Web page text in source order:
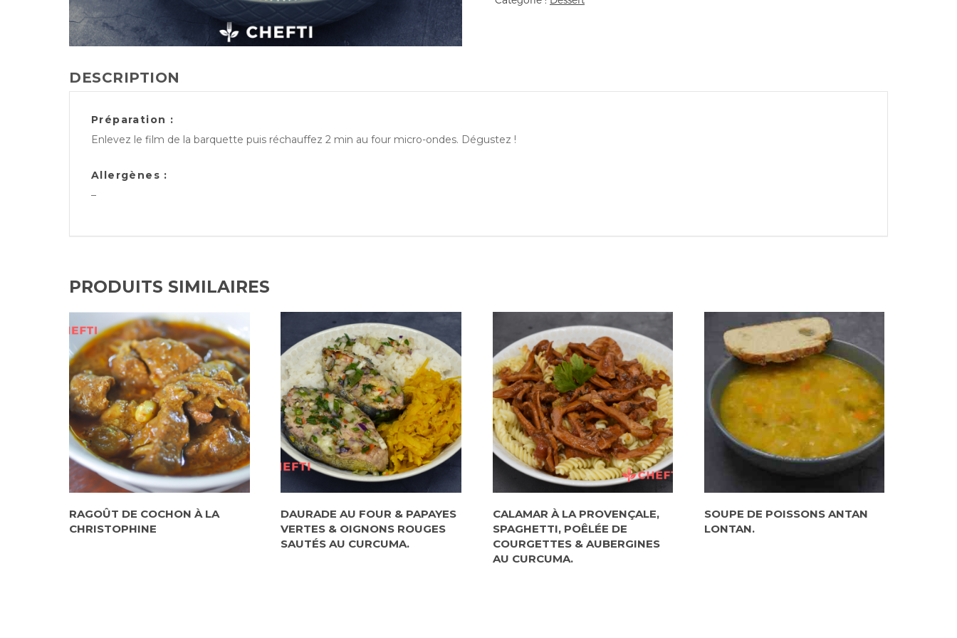
DESCRIPTION
Préparation :
Enlevez le film de la barquette puis réchauffez 2 min au four micro-ondes. Dégustez !
Allergènes :
–
PRODUITS SIMILAIRES
RAGOÛT DE COCHON À LA
CHRISTOPHINE
DAURADE AU FOUR & PAPAYES
VERTES & OIGNONS ROUGES
SAUTÉS AU CURCUMA.
CALAMAR À LA PROVENÇALE,
SPAGHETTI, POÊLÉE DE
COURGETTES & AUBERGINES
AU CURCUMA.
SOUPE DE POISSONS ANTAN
LONTAN.